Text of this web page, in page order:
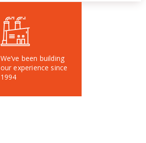
We’ve been building
our experience since
1994